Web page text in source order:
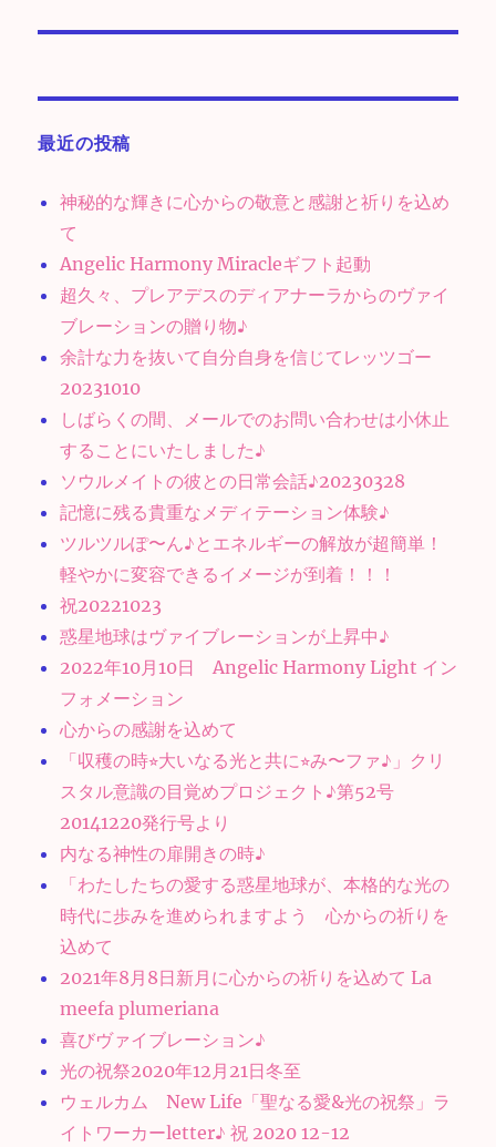
ン
最近の投稿
神秘的な輝きに心からの敬意と感謝と祈りを込め
て
Angelic Harmony Miracleギフト起動
超久々、プレアデスのディアナーラからのヴァイ
ブレーションの贈り物♪
余計な力を抜いて自分自身を信じてレッツゴー
20231010
しばらくの間、メールでのお問い合わせは小休止
することにいたしました♪
ソウルメイトの彼との日常会話♪20230328
記憶に残る貴重なメディテーション体験♪
ツルツルぽ〜ん♪とエネルギーの解放が超簡単！
軽やかに変容できるイメージが到着！！！
祝20221023
惑星地球はヴァイブレーションが上昇中♪
2022年10月10日 Angelic Harmony Light イン
フォメーション
心からの感謝を込めて
「収穫の時⭐︎大いなる光と共に⭐︎み〜ファ♪」クリ
スタル意識の目覚めプロジェクト♪第52号
20141220発行号より
内なる神性の扉開きの時♪
「わたしたちの愛する惑星地球が、本格的な光の
時代に歩みを進められますよう 心からの祈りを
込めて
2021年8月8日新月に心からの祈りを込めて La
meefa plumeriana
喜びヴァイブレーション♪
光の祝祭2020年12月21日冬至
ウェルカム New Life「聖なる愛&光の祝祭」ラ
イトワーカーletter♪ 祝 2020 12-12